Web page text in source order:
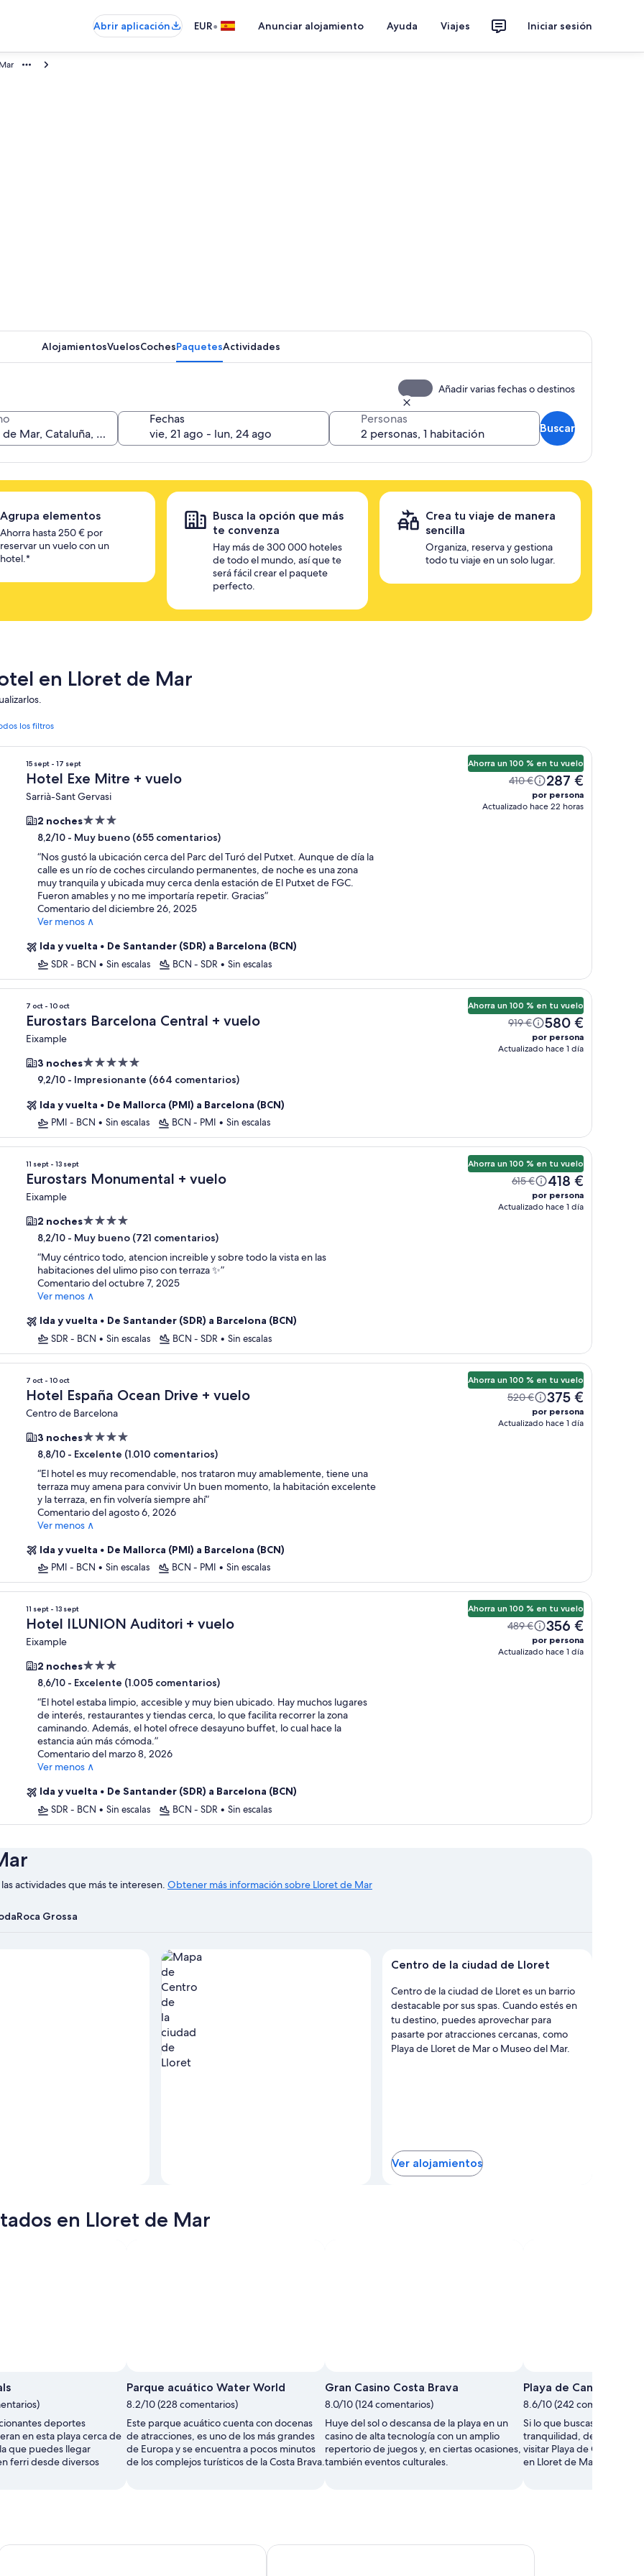
Abrir aplicación EUR• Anunciar alojamiento Ayuda Viajes Iniciar sesión
AlojamientosVuelosCochesPaquetesActividades
Añadir varias fechas o destinos
Fechas Personas
Buscar
Agrupa elementos
Ahorra hasta 250 € por
reservar un vuelo con un
hotel.*
Busca la opción que más
te convenza
Hay más de 300 000 hoteles
de todo el mundo, así que te
será fácil crear el paquete
perfecto.
Crea tu viaje de manera
sencilla
Organiza, reserva y gestiona
todo tu viaje en un solo lugar.
en Lloret de Mar
los filtros
15 sept - 17 sept
Hotel Exe Mitre + vuelo
Sarrià-Sant Gervasi
2 nochesAlojamiento
de
3.0 estrellas
8,2/10 - Muy bueno (655 comentarios)
“Nos gustó la ubicación cerca del Parc del Turó del Putxet. Aunque de día la
calle es un río de coches circulando permanentes, de noche es una zona
muy tranquila y ubicada muy cerca denla estación de El Putxet de FGC.
Fueron amables y no me importaría repetir. Gracias”
Comentario del diciembre 26, 2025
Ver menos ∧
Ida y vuelta • De Santander (SDR) a Barcelona (BCN)
SDR - BCN • Sin escalas BCN - SDR • Sin escalas
Ahorra un 100 % en tu vuelo
410 € 287 €
por persona
Actualizado hace 22 horas
7 oct - 10 oct
Eurostars Barcelona Central + vuelo
Eixample
3 nochesAlojamiento
de
9,2/10 - Impresionante (664 comentarios)
Ida y vuelta • De Mallorca (PMI) a Barcelona (BCN)
PMI - BCN • Sin escalas BCN - PMI • Sin escalas
Ahorra un 100 % en tu vuelo
919 € 580 €
por persona
Actualizado hace 1 día
11 sept - 13 sept
Eurostars Monumental + vuelo
Eixample
2 nochesAlojamiento
de
4.0 estrellas
8,2/10 - Muy bueno (721 comentarios)
“Muy céntrico todo, atencion increible y sobre todo la vista en las
habitaciones del ulimo piso con terraza ✨️”
Comentario del octubre 7, 2025
Ver menos ∧
Ida y vuelta • De Santander (SDR) a Barcelona (BCN)
SDR - BCN • Sin escalas BCN - SDR • Sin escalas
Ahorra un 100 % en tu vuelo
615 € 418 €
por persona
Actualizado hace 1 día
7 oct - 10 oct
Hotel España Ocean Drive + vuelo
Centro de Barcelona
3 nochesAlojamiento
de
8,8/10 - Excelente (1.010 comentarios)
“El hotel es muy recomendable, nos trataron muy amablemente, tiene una
terraza muy amena para convivir Un buen momento, la habitación excelente
y la terraza, en fin volvería siempre ahí”
Comentario del agosto 6, 2026
Ver menos ∧
Ida y vuelta • De Mallorca (PMI) a Barcelona (BCN)
PMI - BCN • Sin escalas BCN - PMI • Sin escalas
Ahorra un 100 % en tu vuelo
520 € 375 €
por persona
Actualizado hace 1 día
11 sept - 13 sept
Hotel ILUNION Auditori + vuelo
Eixample
2 nochesAlojamiento
de
3.0 estrellas
8,6/10 - Excelente (1.005 comentarios)
“El hotel estaba limpio, accesible y muy bien ubicado. Hay muchos lugares
de interés, restaurantes y tiendas cerca, lo que facilita recorrer la zona
caminando. Además, el hotel ofrece desayuno buffet, lo cual hace la
estancia aún más cómoda.”
Comentario del marzo 8, 2026
Ver menos ∧
Ida y vuelta • De Santander (SDR) a Barcelona (BCN)
SDR - BCN • Sin escalas BCN - SDR • Sin escalas
Ahorra un 100 % en tu vuelo
489 € 356 €
por persona
Actualizado hace 1 día
actividades que más te interesen. Obtener más información sobre Lloret de Mar
Roca Grossa
Ver las propiedades en el mapa de Centro de la ciudad de Lloret
Centro de la ciudad de Lloret
Centro de la ciudad de Lloret es un barrio
destacable por sus spas. Cuando estés en
tu destino, puedes aprovechar para
pasarte por atracciones cercanas, como
Playa de Lloret de Mar o Museo del Mar.
Ver alojamientos
en Lloret de Mar
deportes
en esta playa cerca de
que puedes llegar
ferri desde diversos
Parque acuático Water World
8.2/10 (228 comentarios)
Este parque acuático cuenta con docenas
de atracciones, es uno de los más grandes
de Europa y se encuentra a pocos minutos
de los complejos turísticos de la Costa Brava.
Gran Casino Costa Brava
8.0/10 (124 comentarios)
Huye del sol o descansa de la playa en un
casino de alta tecnología con un amplio
repertorio de juegos y, en ciertas ocasiones,
también eventos culturales.
Playa de Canyelles
8.6/10 (242 comentarios)
Si lo que buscas son unos
tranquilidad, deberías
visitar Playa de Canyelles
en Lloret de Mar. ¡No te
de Mar, la joya de la Costa Brava : Tour en grupo reducidoSant Feliu de Guíxols: Sube por la vía ferrata Cala del Molí